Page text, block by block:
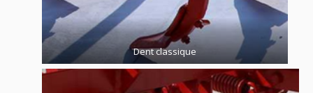
Dent classique